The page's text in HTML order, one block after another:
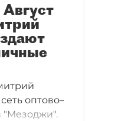
оптово–
"Мезоджи".